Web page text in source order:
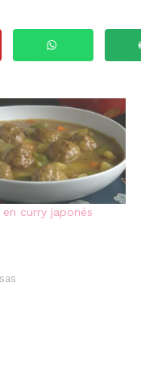
curry japonés